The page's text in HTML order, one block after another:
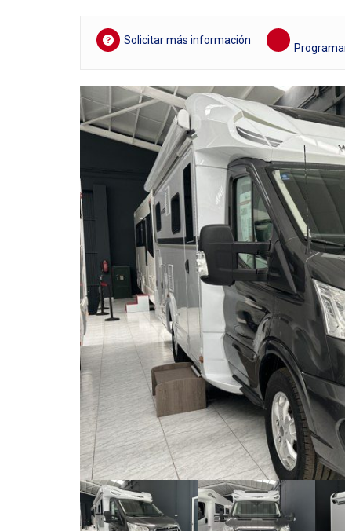
Solicitar más información